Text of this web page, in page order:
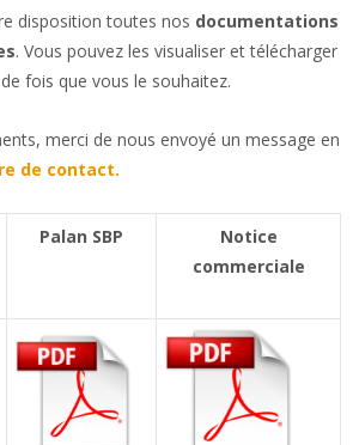
disposition toutes nos documentations
. Vous pouvez les visualiser et télécharger
fois que vous le souhaitez.
merci de nous envoyé un message en
de contact.
Palan SBP
Notice
commerciale